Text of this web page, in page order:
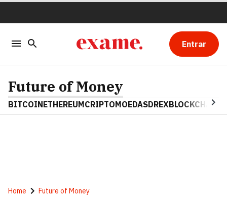
Entrar
Future of Money
BITCOINETHEREUMCRIPTOMOEDASDREXBLOCKCHAIN
Home Future of Money